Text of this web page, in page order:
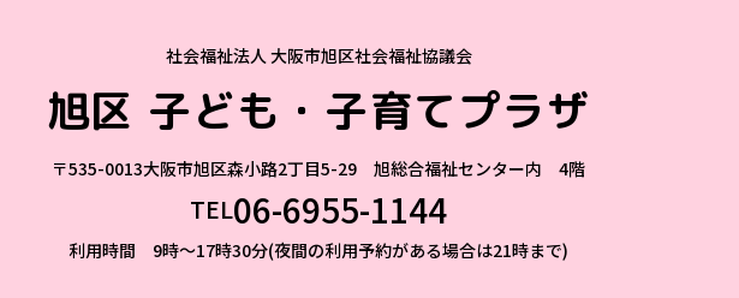
社会福祉法人 大阪市旭区社会福祉協議会
旭区 子ども・子育てプラザ
〒535-0013大阪市旭区森小路2丁目5-29 旭総合福祉センター内 4階
TEL06-6955-1144
利用時間 9時～17時30分(夜間の利用予約がある場合は21時まで)